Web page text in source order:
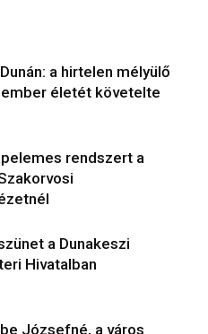
a hirtelen mélyülő
életét követelte
rendszert a
a Dunakeszi
Hivatalban
Józsefné, a város